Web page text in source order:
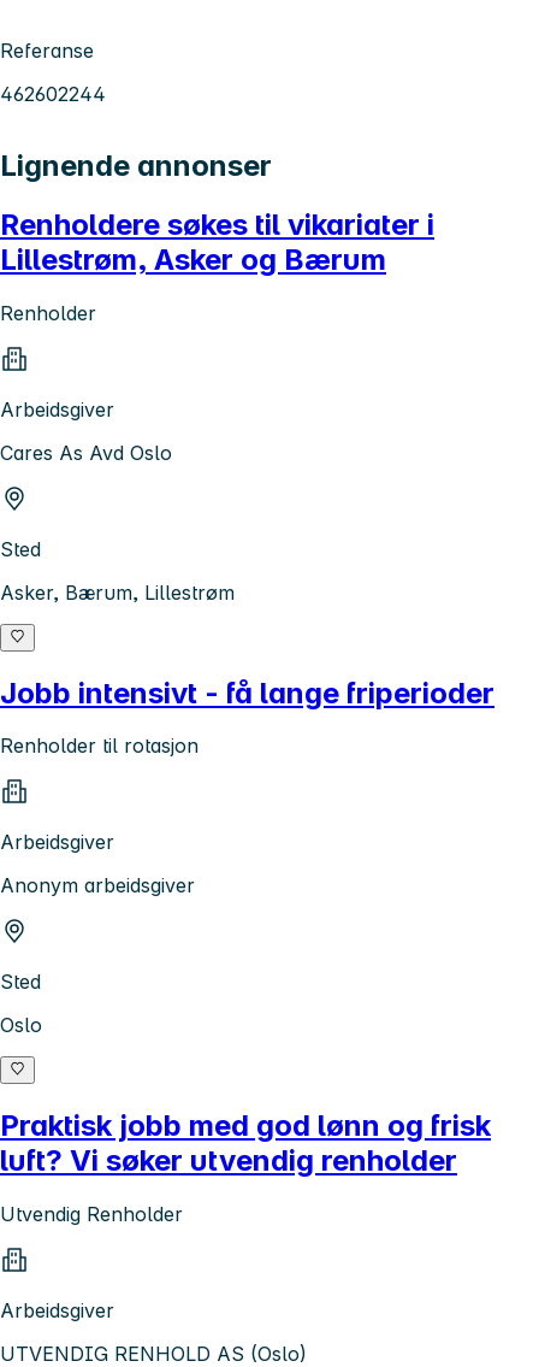
Referanse
462602244
Lignende annonser
Renholdere søkes til vikariater i
Lillestrøm, Asker og Bærum
Renholder
Arbeidsgiver
Cares As Avd Oslo
Sted
Asker, Bærum, Lillestrøm
Jobb intensivt - få lange friperioder
Renholder til rotasjon
Arbeidsgiver
Anonym arbeidsgiver
Sted
Oslo
Praktisk jobb med god lønn og frisk
luft? Vi søker utvendig renholder
Utvendig Renholder
Arbeidsgiver
UTVENDIG RENHOLD AS (Oslo)